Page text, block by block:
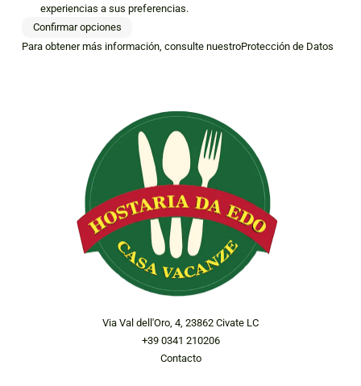
experiencias a sus preferencias.
Confirmar opciones
Para obtener más información, consulte nuestroProtección de Datos
Via Val dell'Oro, 4, 23862 Civate LC
+39 0341 210206
Contacto